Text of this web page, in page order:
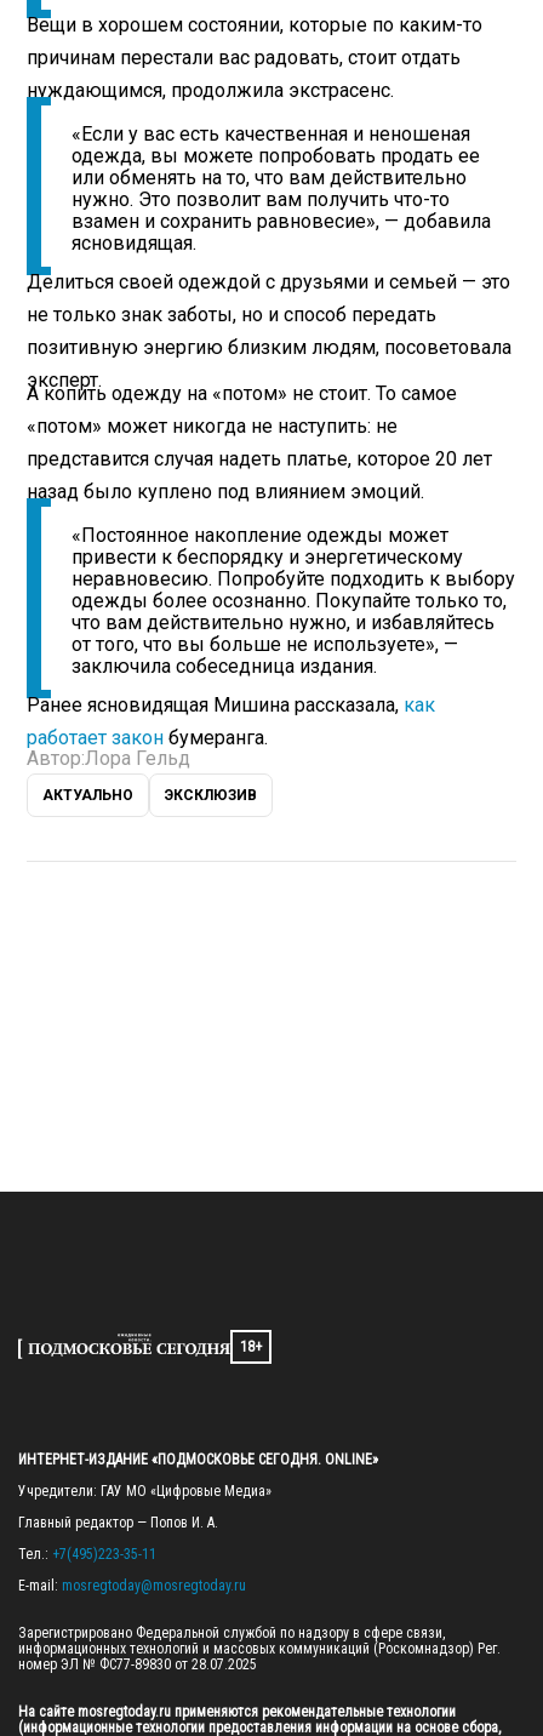
Вещи в хорошем состоянии, которые по каким-то
причинам перестали вас радовать, стоит отдать
нуждающимся, продолжила экстрасенс.
«Если у вас есть качественная и неношеная
одежда, вы можете попробовать продать ее
или обменять на то, что вам действительно
нужно. Это позволит вам получить что-то
взамен и сохранить равновесие», — добавила
ясновидящая.
Делиться своей одеждой с друзьями и семьей — это
не только знак заботы, но и способ передать
позитивную энергию близким людям, посоветовала
эксперт.
А копить одежду на «потом» не стоит. То самое
«потом» может никогда не наступить: не
представится случая надеть платье, которое 20 лет
назад было куплено под влиянием эмоций.
«Постоянное накопление одежды может
привести к беспорядку и энергетическому
неравновесию. Попробуйте подходить к выбору
одежды более осознанно. Покупайте только то,
что вам действительно нужно, и избавляйтесь
от того, что вы больше не используете», —
заключила собеседница издания.
Ранее ясновидящая Мишина рассказала, как
работает закон бумеранга.
Автор:Лора Гельд
АКТУАЛЬНО ЭКСКЛЮЗИВ
18+
ИНТЕРНЕТ-ИЗДАНИЕ «ПОДМОСКОВЬЕ СЕГОДНЯ. ONLINE»
Учредители: ГАУ МО «Цифровые Медиа»
Главный редактор — Попов И. А.
Тел.: +7(495)223-35-11
E-mail: mosregtoday@mosregtoday.ru
Зарегистрировано Федеральной службой по надзору в сфере связи,
информационных технологий и массовых коммуникаций (Роскомнадзор) Рег.
номер ЭЛ № ФС77-89830 от 28.07.2025
На сайте mosregtoday.ru применяются рекомендательные технологии
(информационные технологии предоставления информации на основе сбора,